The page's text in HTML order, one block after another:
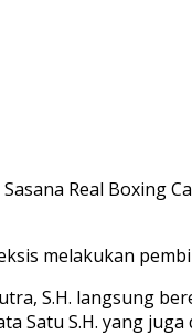
Sasana Real Boxing
melakukan
S.H. langsung
Satu S.H. yang juga